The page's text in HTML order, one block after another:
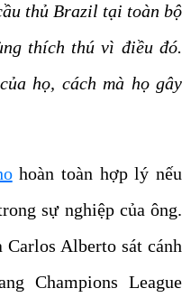
thủ Brazil tại toàn bộ
thích thú vì điều đó.
họ, cách mà họ gây
hoàn toàn hợp lý nếu
sự nghiệp của ông.
Alberto sát cánh
Champions League